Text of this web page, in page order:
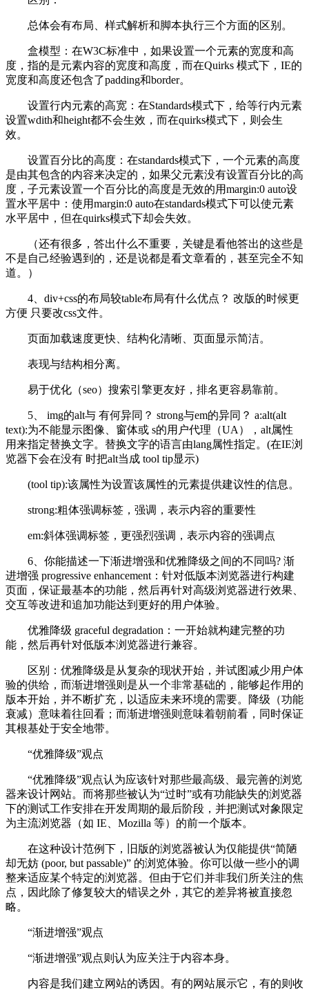
总体会有布局、样式解析和脚本执行三个方面的区别。
盒模型：在W3C标准中，如果设置一个元素的宽度和高
度，指的是元素内容的宽度和高度，而在Quirks 模式下，IE的
宽度和高度还包含了padding和border。
设置行内元素的高宽：在Standards模式下，给等行内元素
设置wdith和height都不会生效，而在quirks模式下，则会生
效。
设置百分比的高度：在standards模式下，一个元素的高度
是由其包含的内容来决定的，如果父元素没有设置百分比的高
度，子元素设置一个百分比的高度是无效的用margin:0 auto设
置水平居中：使用margin:0 auto在standards模式下可以使元素
水平居中，但在quirks模式下却会失效。
（还有很多，答出什么不重要，关键是看他答出的这些是
不是自己经验遇到的，还是说都是看文章看的，甚至完全不知
道。）
4、div+css的布局较table布局有什么优点？ 改版的时候更
方便 只要改css文件。
页面加载速度更快、结构化清晰、页面显示简洁。
表现与结构相分离。
易于优化（seo）搜索引擎更友好，排名更容易靠前。
5、 img的alt与 有何异同？ strong与em的异同？ a:alt(alt
text):为不能显示图像、窗体或 s的用户代理（UA），alt属性
用来指定替换文字。替换文字的语言由lang属性指定。(在IE浏
览器下会在没有 时把alt当成 tool tip显示)
(tool tip):该属性为设置该属性的元素提供建议性的信息。
strong:粗体强调标签，强调，表示内容的重要性
em:斜体强调标签，更强烈强调，表示内容的强调点
6、你能描述一下渐进增强和优雅降级之间的不同吗? 渐
进增强 progressive enhancement：针对低版本浏览器进行构建
页面，保证最基本的功能，然后再针对高级浏览器进行效果、
交互等改进和追加功能达到更好的用户体验。
优雅降级 graceful degradation：一开始就构建完整的功
能，然后再针对低版本浏览器进行兼容。
区别：优雅降级是从复杂的现状开始，并试图减少用户体
验的供给，而渐进增强则是从一个非常基础的，能够起作用的
版本开始，并不断扩充，以适应未来环境的需要。降级（功能
衰减）意味着往回看；而渐进增强则意味着朝前看，同时保证
其根基处于安全地带。
“优雅降级”观点
“优雅降级”观点认为应该针对那些最高级、最完善的浏览
器来设计网站。而将那些被认为“过时”或有功能缺失的浏览器
下的测试工作安排在开发周期的最后阶段，并把测试对象限定
为主流浏览器（如 IE、Mozilla 等）的前一个版本。
在这种设计范例下，旧版的浏览器被认为仅能提供“简陋
却无妨 (poor, but passable)” 的浏览体验。你可以做一些小的调
整来适应某个特定的浏览器。但由于它们并非我们所关注的焦
点，因此除了修复较大的错误之外，其它的差异将被直接忽
略。
“渐进增强”观点
“渐进增强”观点则认为应关注于内容本身。
内容是我们建立网站的诱因。有的网站展示它，有的则收